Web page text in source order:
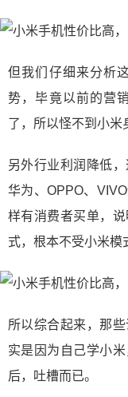
但我们仔细来分析
势，毕竟以前的营
了，所以怪不到小米
另外行业利润降低
华为、OPPO、
样有消费者买单，
式，根本不受小米模
所以综合起来，那
实是因为自己学小
后，吐槽而已。